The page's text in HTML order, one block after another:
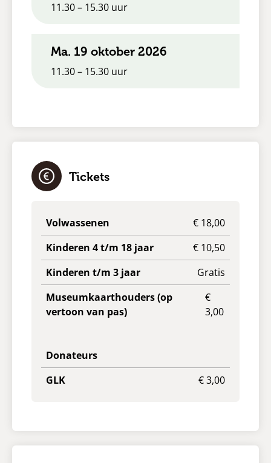
11.30 – 15.30 uur
ma. 19 oktober 2026
11.30 – 15.30 uur
Tickets
Volwassenen
€ 18,00
Kinderen 4 t/m 18 jaar
€ 10,50
Kinderen t/m 3 jaar
Gratis
Museumkaarthouders (op
vertoon van pas)
€
3,00
Donateurs
GLK
€ 3,00